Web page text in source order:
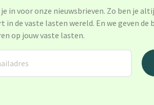
in voor onze nieuwsbrieven. Zo ben je
in de vaste lasten wereld. En we geven
op jouw vaste lasten.